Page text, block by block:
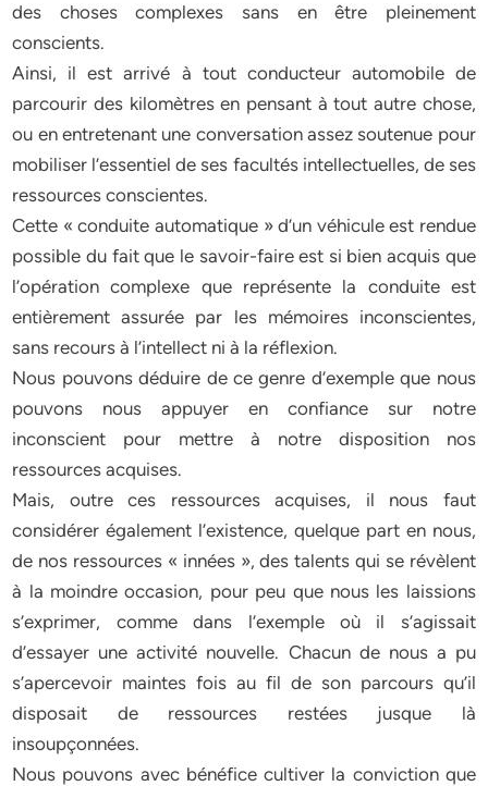
des choses complexes sans en être pleinement
conscients.
Ainsi, il est arrivé à tout conducteur automobile de
parcourir des kilomètres en pensant à tout autre chose,
ou en entretenant une conversation assez soutenue pour
mobiliser l’essentiel de ses facultés intellectuelles, de ses
ressources conscientes.
Cette « conduite automatique » d’un véhicule est rendue
possible du fait que le savoir-faire est si bien acquis que
l’opération complexe que représente la conduite est
entièrement assurée par les mémoires inconscientes,
sans recours à l’intellect ni à la réflexion.
Nous pouvons déduire de ce genre d’exemple que nous
pouvons nous appuyer en confiance sur notre
inconscient pour mettre à notre disposition nos
ressources acquises.
Mais, outre ces ressources acquises, il nous faut
considérer également l’existence, quelque part en nous,
de nos ressources « innées », des talents qui se révèlent
à la moindre occasion, pour peu que nous les laissions
s’exprimer, comme dans l’exemple où il s’agissait
d’essayer une activité nouvelle. Chacun de nous a pu
s’apercevoir maintes fois au fil de son parcours qu’il
disposait de ressources restées jusque là
insoupçonnées.
Nous pouvons avec bénéfice cultiver la conviction que